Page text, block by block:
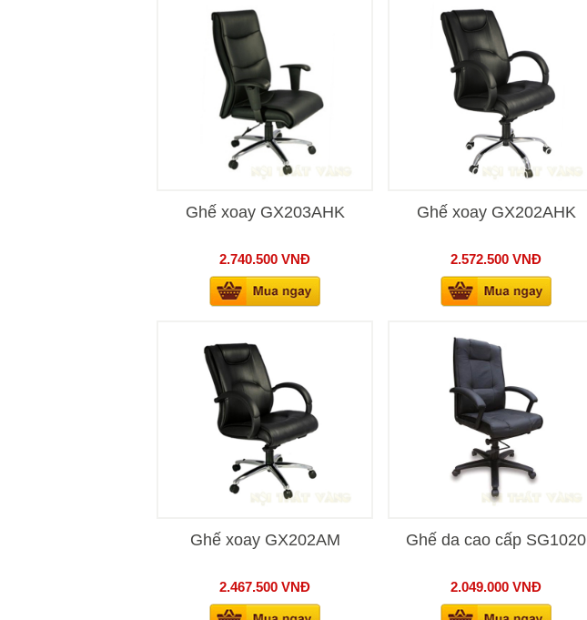
Ghế xoay GX203AHK
2.740.500 VNĐ
Ghế xoay GX202AHK
2.572.500 VNĐ
Ghế xoay GX202AM
2.467.500 VNĐ
Ghế da cao cấp SG1020
2.049.000 VNĐ